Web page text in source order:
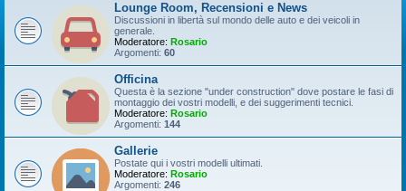
Lounge Room, Recensioni e News
Discussioni in libertà sul mondo delle auto e dei veicoli in
generale.
Moderatore: Rosario
Argomenti: 60
Officina
Questa è la sezione "under construction" dove postare le fasi di
montaggio dei vostri modelli, e dei suggerimenti tecnici.
Moderatore: Rosario
Argomenti: 144
Gallerie
Postate qui i vostri modelli ultimati.
Moderatore: Rosario
Argomenti: 246